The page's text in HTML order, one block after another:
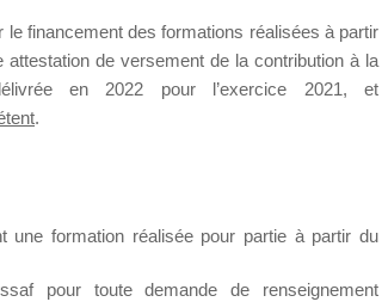
de l’AGEFICE et les personnels des
concernant les dispositifs de
le financement des formations réalisées à partir
de versement de la contribution à la
en 2022 pour l’exercice 2021, et
.
une formation réalisée pour partie à partir du
pour toute demande de renseignement